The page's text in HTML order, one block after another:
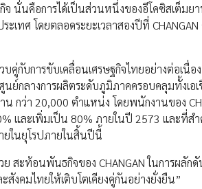
กิจ นั่นคือการได้เป็นส่วนหนึ่งของอีโคซิสเต็ม
ทศ โดยตลอดระยะเวลาสองปีที่
บการขับเคลื่อนเศรษฐกิจไทยอย่างต่อเนื่อ
ย์กลางการผลิตระดับภูมิภาคครอบคลุมทั้งเอเ
กว่า 20,000 ตำแหน่ง โดยพนักงานของ
ละเพิ่มเป็น 80% ภายในปี 2573 และที่สำคั
ยในยุโรปภายในสิ้นปีนี้
สะท้อนพันธกิจของ CHANGAN ในการผลัก
งคมไทยให้เติบโตเคียงคู่กันอย่างยั่งยืน”